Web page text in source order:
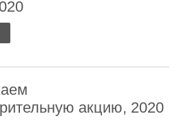
акцию, 2020